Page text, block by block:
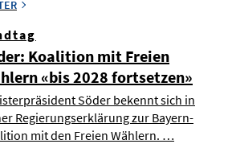
Koalition mit Freien
«bis 2028 fortsetzen»
Söder bekennt sich in
Regierungserklärung zur Bayern-
mit den Freien Wählern. …